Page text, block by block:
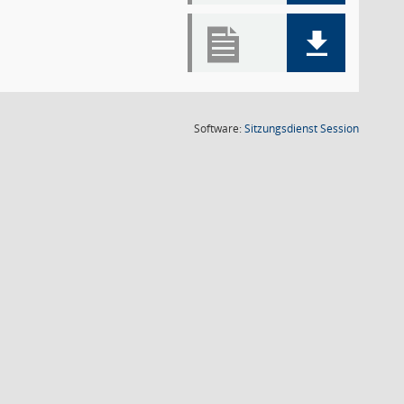
Software:SitzungsdienstSession(Wird in